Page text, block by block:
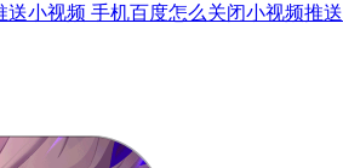
送小视频 手机百度怎么关闭小视频推送